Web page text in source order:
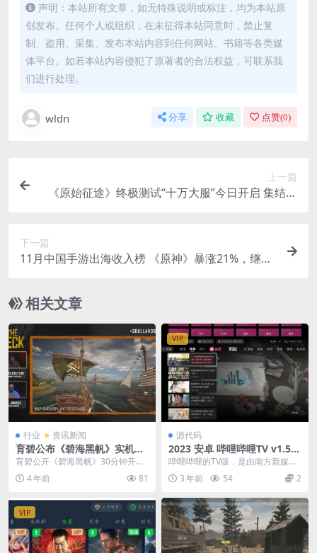
声明：本站所有文章，如无特殊说明或标注，均为本站原
创发布。任何个人或组织，在未征得本站同意时，禁止复
制、盗用、采集、发布本站内容到任何网站、书籍等各类媒
体平台。如若本站内容侵犯了原著者的合法权益，可联系我
们进行处理。
wldn 分享 收藏 点赞(0)
上一篇
《原始征途》终极测试“十万大服”今日开启 集结出
下一篇
11月中国手游出海收入榜 《原神》暴涨21%，继续
相关文章
行业 资讯新闻
育碧公布《碧海黑帆》实机游
玩演示 发售时间待定
育碧公开《碧海黑帆》30分钟开发
者实机游玩演示，本作Beta版将于
近期上线，正式...
4 年前 81
VIP
源代码
2023 安卓 哔哩哔哩TV v1.5.
7.0 官方纯净版
哔哩哔哩的TV版，是由南方新媒体
与哔哩哔哩(B站)合作推出互联网电
视APP产品，...
3 年前 54 2
VIP